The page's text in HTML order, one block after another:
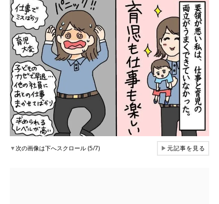
▼次の画像は下へスクロール (5/7) ▶元記事を見る